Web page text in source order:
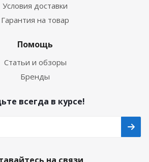
Условия доставки
Гарантия на товар
Помощь
Статьи и обзоры
Бренды
всегда в курсе!